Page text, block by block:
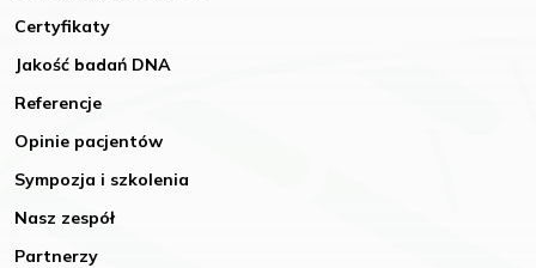
Certyfikaty
Jakość badań DNA
Referencje
Opinie pacjentów
Sympozja i szkolenia
Nasz zespół
Partnerzy